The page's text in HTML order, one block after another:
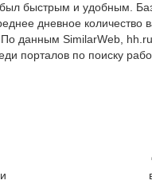
был быстрым и удобным.
дневное количество
данным SimilarWeb,
порталов по поиску